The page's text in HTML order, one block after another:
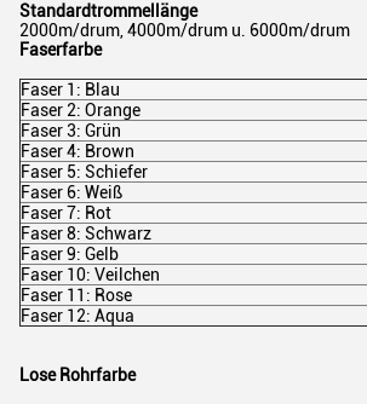
Standardtrommellänge
2000m/drum, 4000m/drum u. 6000m/drum
Faserfarbe
Faser 1: Blau
Faser 2: Orange
Faser 3: Grün
Faser 4: Brown
Faser 5: Schiefer
Faser 6: Weiß
Faser 7: Rot
Faser 8: Schwarz
Faser 9: Gelb
Faser 10: Veilchen
Faser 11: Rose
Faser 12: Aqua
Lose Rohrfarbe